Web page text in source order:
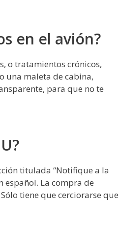
en el avión?
o tratamientos crónicos,
una maleta de cabina,
para que no te
titulada “Notifique a la
español. La compra de
tiene que cerciorarse que